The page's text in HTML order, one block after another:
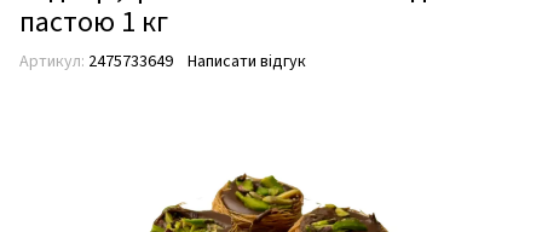
пастою 1 кг
Артикул: 2475733649 Написати відгук